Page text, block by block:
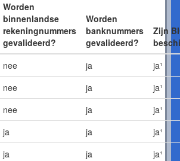
Worden
binnenlandse
rekeningnummers
gevalideerd?
Worden
banknummers
gevalideerd?
Zijn
nee
ja
ja¹
nee ja
ja¹
nee ja
ja¹
ja ja
ja¹
ja ja ja¹